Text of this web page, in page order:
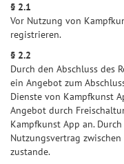
§ 2.1
Vor Nutzung von
registrieren.
§ 2.2
Durch den Abschluss des
ein Angebot zum
Dienste von Kampfkunst
Angebot durch
Kampfkunst App an.
Nutzungsvertrag
zustande.